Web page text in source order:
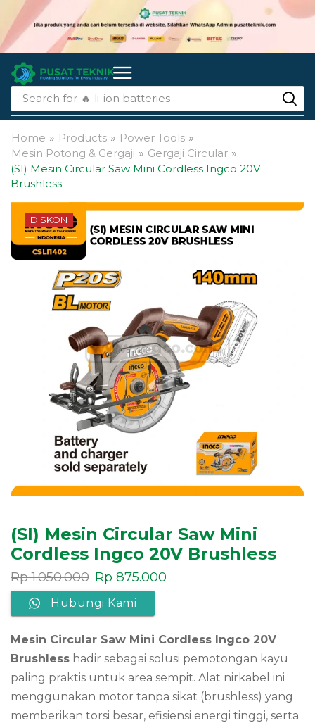
Search for 🔥 li-ion batteries
Home » Products » Power Tools »
Mesin Potong & Gergaji » Gergaji Circular »
(SI) Mesin Circular Saw Mini Cordless Ingco 20V
Brushless
DISKON
(SI) Mesin Circular Saw Mini
Cordless Ingco 20V Brushless
Rp1.050.000 Rp 875.000
Hubungi Kami
Mesin Circular Saw Mini Cordless Ingco 20V
Brushless hadir sebagai solusi pemotongan kayu
paling praktis untuk area sempit. Alat nirkabel ini
menggunakan motor tanpa sikat (brushless) yang
memberikan torsi besar, efisiensi energi tinggi, serta